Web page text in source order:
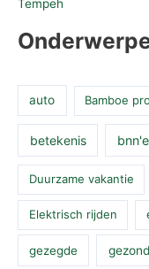
Tempeh
auto Bamboe
betekenis
Duurzame vakantie
Elektrisch rijden
gezegde gezond